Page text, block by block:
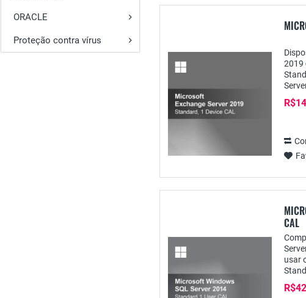
ORACLE
Proteção contra vírus
2019
CAL
usar